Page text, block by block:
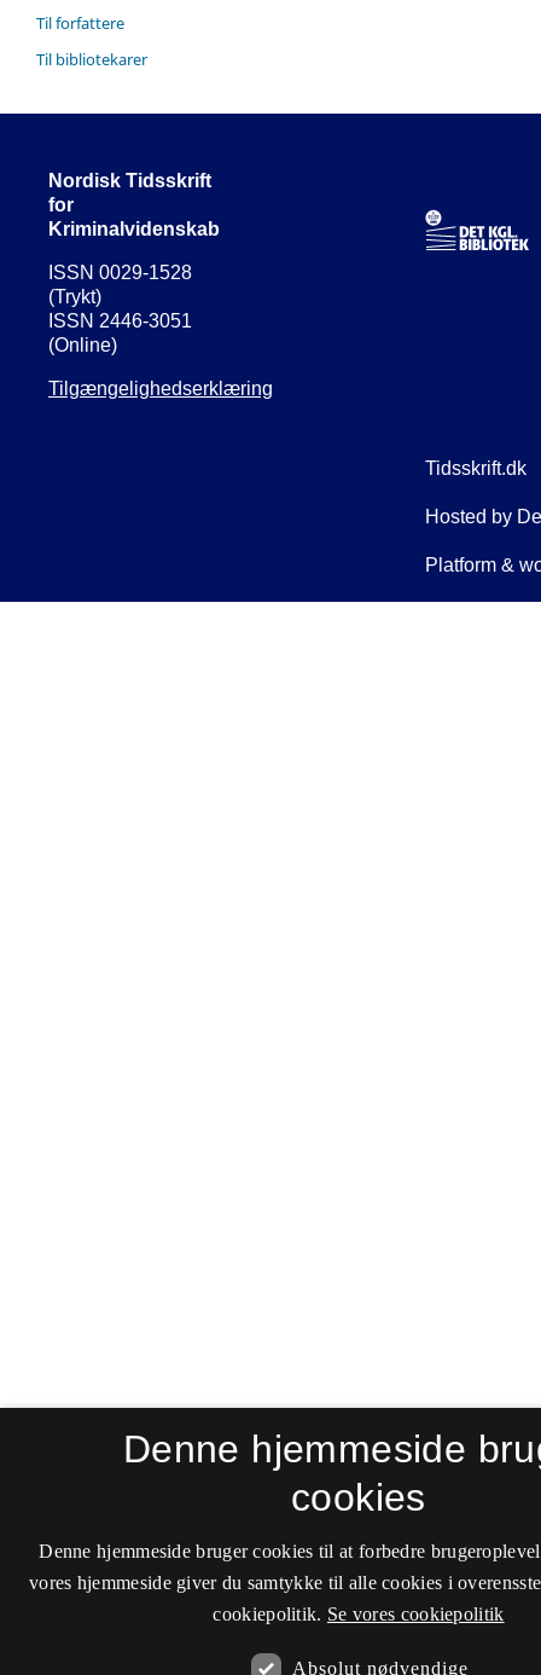
Til forfattere
Til bibliotekarer
Nordisk Tidsskrift
for
Kriminalvidenskab
ISSN 0029-1528
(Trykt)
ISSN 2446-3051
(Online)
Tilgængelighedserklæring
Denne hjemmeside
cookies
Denne hjemmeside bruger cookies til at forbedre
vores hjemmeside giver du samtykke til alle cookies i
cookiepolitik. Se vores cookiepolitik
Absolut nødvendige